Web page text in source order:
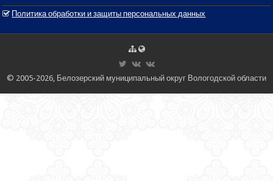
Политика обработки и защиты персональных данных
© 2005-2026, Белозерский муниципальный округ Вологодской области